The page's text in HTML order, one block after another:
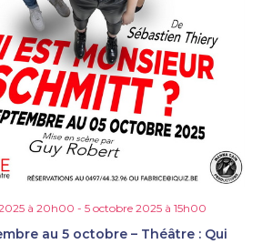
au 5 octobre – Théâtre : Qui
à 20h00 - 5 octobre 2025 à 15h00